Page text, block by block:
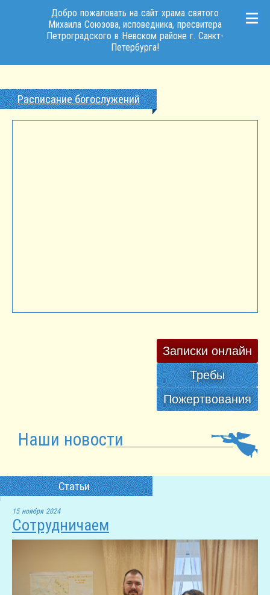
Добро пожаловать на сайт храма святого
Михаила Союзова, исповедника, пресвитера
Петроградского в Невском районе г. Санкт-
Петербурга!
Статьи
15 ноября 2024
Сотрудничаем
Наши новости
Записки онлайн
Требы
Пожертвования
Расписание богослужений